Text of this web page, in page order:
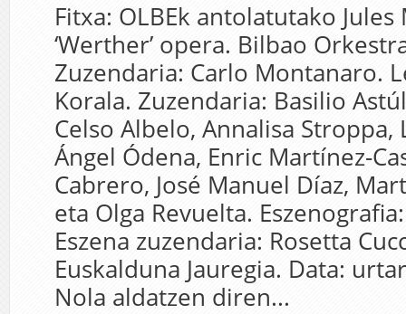
Fitxa: OLBEk antolatutako Jules
‘Werther’ opera. Bilbao
Zuzendaria: Carlo Montanaro.
Korala. Zuzendaria: Basilio
Celso Albelo, Annalisa Stroppa,
Ángel Ódena, Enric Martínez-
Cabrero, José Manuel Díaz,
eta Olga Revuelta.
Eszena zuzendaria: Rosetta
Euskalduna Jauregia. Data:
Nola aldatzen diren...